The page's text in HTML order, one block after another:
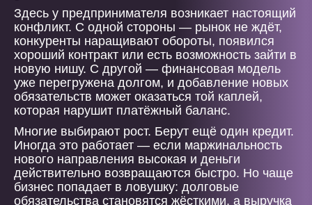
Здесь у предпринимателя возникает настоящий
конфликт. С одной стороны — рынок не ждёт,
конкуренты наращивают обороты, появился
хороший контракт или есть возможность зайти в
новую нишу. С другой — финансовая модель
уже перегружена долгом, и добавление новых
обязательств может оказаться той каплей,
которая нарушит платёжный баланс.
Многие выбирают рост. Берут ещё один кредит.
Иногда это работает — если маржинальность
нового направления высокая и деньги
действительно возвращаются быстро. Но чаще
бизнес попадает в ловушку: долговые
обязательства становятся жёсткими, а выручка